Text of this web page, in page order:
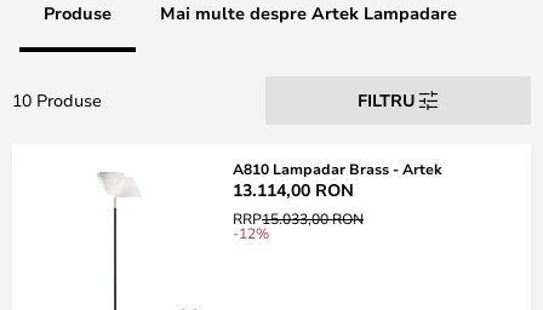
Produse Mai multe despre Artek Lampadare
10 Produse FILTRU
A810 Lampadar Brass - Artek
13.114,00 RON
RRP15.033,00 RON
-12%